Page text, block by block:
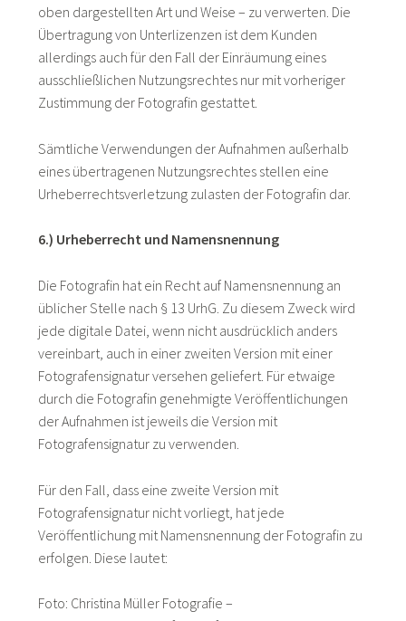
oben dargestellten Art und Weise – zu verwerten. Die
Übertragung von Unterlizenzen ist dem Kunden
allerdings auch für den Fall der Einräumung eines
ausschließlichen Nutzungsrechtes nur mit vorheriger
Zustimmung der Fotografin gestattet.
Sämtliche Verwendungen der Aufnahmen außerhalb
eines übertragenen Nutzungsrechtes stellen eine
Urheberrechtsverletzung zulasten der Fotografin dar.
6.) Urheberrecht und Namensnennung
Die Fotografin hat ein Recht auf Namensnennung an
üblicher Stelle nach § 13 UrhG. Zu diesem Zweck wird
jede digitale Datei, wenn nicht ausdrücklich anders
vereinbart, auch in einer zweiten Version mit einer
Fotografensignatur versehen geliefert. Für etwaige
durch die Fotografin genehmigte Veröffentlichungen
der Aufnahmen ist jeweils die Version mit
Fotografensignatur zu verwenden.
Für den Fall, dass eine zweite Version mit
Fotografensignatur nicht vorliegt, hat jede
Veröffentlichung mit Namensnennung der Fotografin zu
erfolgen. Diese lautet:
Foto: Christina Müller Fotografie –